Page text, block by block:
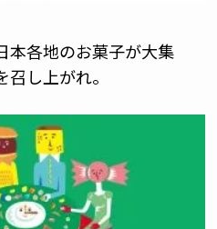
本各地のお菓子が大集
し上がれ。